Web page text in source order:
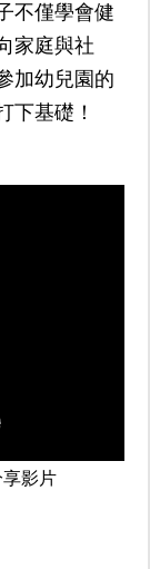
不僅學會健
家庭與社
加幼兒園的
下基礎！
影片